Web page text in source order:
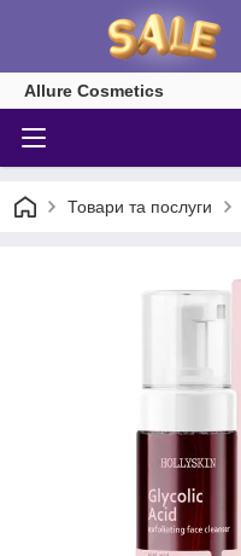
Allure Cosmetics
Товари та послуги